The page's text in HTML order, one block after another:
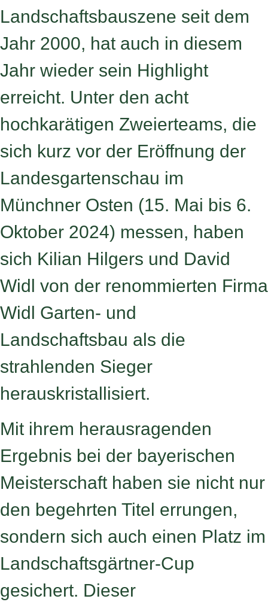
Landschaftsbauszene seit dem
Jahr 2000, hat auch in diesem
Jahr wieder sein Highlight
erreicht. Unter den acht
hochkarätigen Zweierteams, die
sich kurz vor der Eröffnung der
Landesgartenschau im
Münchner Osten (15. Mai bis 6.
Oktober 2024) messen, haben
sich Kilian Hilgers und David
Widl von der renommierten Firma
Widl Garten- und
Landschaftsbau als die
strahlenden Sieger
herauskristallisiert.
Mit ihrem herausragenden
Ergebnis bei der bayerischen
Meisterschaft haben sie nicht nur
den begehrten Titel errungen,
sondern sich auch einen Platz im
Landschaftsgärtner-Cup
gesichert. Dieser